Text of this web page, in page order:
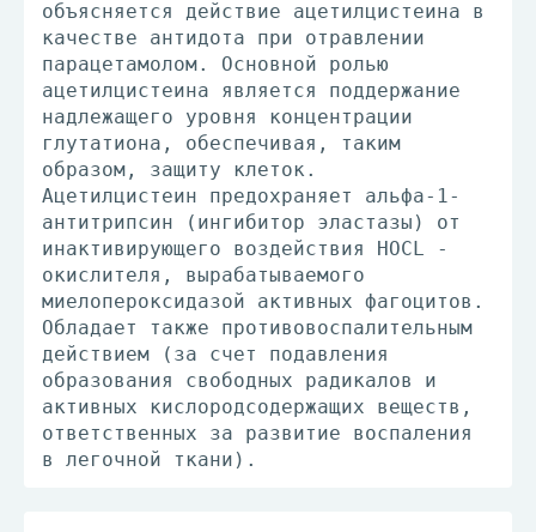
объясняется действие ацетилцистеина в
качестве антидота при отравлении
парацетамолом. Основной ролью
ацетилцистеина является поддержание
надлежащего уровня концентрации
глутатиона, обеспечивая, таким
образом, защиту клеток.
Ацетилцистеин предохраняет альфа-1-
антитрипсин (ингибитор эластазы) от
инактивирующего воздействия HOCL -
окислителя, вырабатываемого
миелопероксидазой активных фагоцитов.
Обладает также противовоспалительным
действием (за счет подавления
образования свободных радикалов и
активных кислородсодержащих веществ,
ответственных за развитие воспаления
в легочной ткани).